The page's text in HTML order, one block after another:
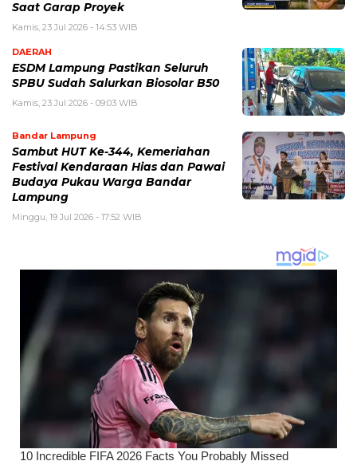
Saat Garap Proyek
Kamis, 23 Jul 2026 - 14:53 WIB
DAERAH
ESDM Lampung Pastikan Seluruh
SPBU Sudah Salurkan Biosolar B50
Kamis, 23 Jul 2026 - 09:03 WIB
Bandar Lampung
Sambut HUT Ke-344, Kemeriahan
Festival Kendaraan Hias dan Pawai
Budaya Pukau Warga Bandar
Lampung
Minggu, 19 Jul 2026 - 17:52 WIB